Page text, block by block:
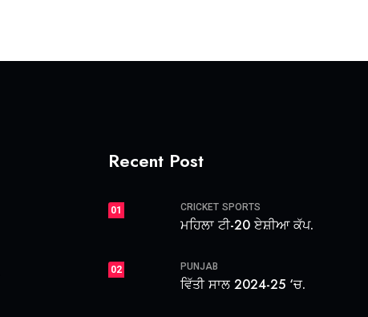
Recent Post
01 CRICKET SPORTS
ਮਹਿਲਾ ਟੀ-20 ਏਸ਼ੀਆ ਕੱਪ.
02 PUNJAB
ਵਿੱਤੀ ਸਾਲ 2024-25 ‘ਚ.